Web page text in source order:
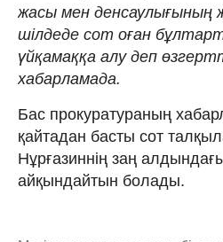
жасы мен денсаулығының
шілдеде сот оған
үйқамаққа алу деп
хабарламада.
Бас прокуратураның
қайтадан басты сот
Нұрғазиннің заң
айқындайтын болады.